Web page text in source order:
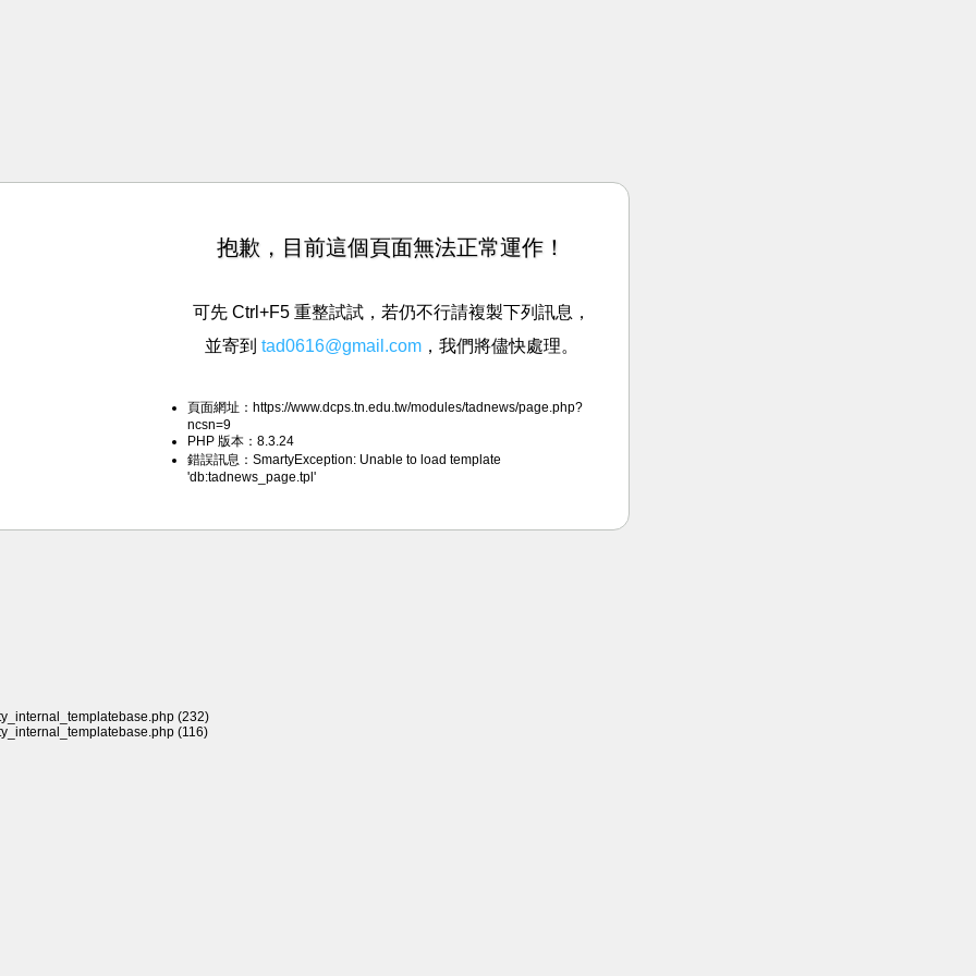
抱歉，目前這個頁面無法正常運作！
可先 Ctrl+F5 重整試試，若仍不行請複製下列訊息，
並寄到 tad0616@gmail.com，我們將儘快處理。
頁面網址：https://www.dcps.tn.edu.tw/modules/tadnews/page.php?
ncsn=9
PHP 版本：8.3.24
錯誤訊息：SmartyException: Unable to load template
'db:tadnews_page.tpl'
(232)
(116)